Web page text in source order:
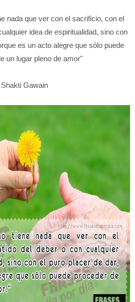
nada que ver con el sacrificio, con el
idea de espiritualidad, sino con
es un acto alegre que sólo puede
un lugar pleno de amor"
Shakti Gawain